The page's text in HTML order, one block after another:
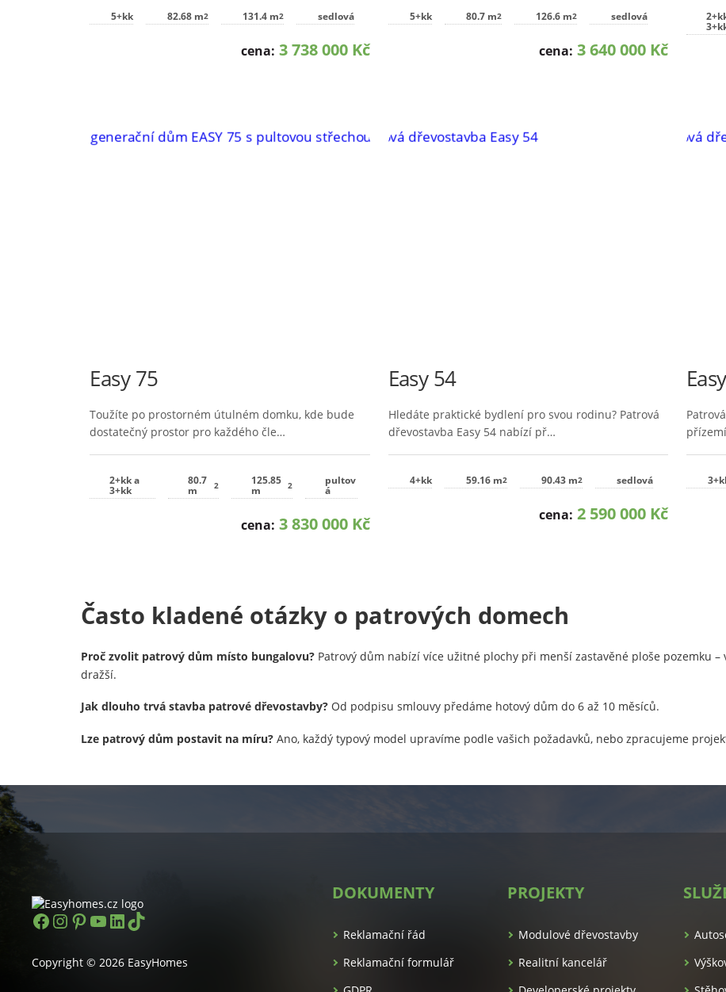
5+kk 82.68 m2 131.4 m2 sedlová
cena: 3 738 000 Kč
5+kk 80.7 m2 126.6 m2 sedlová
cena: 3 640 000 Kč
Easy 75
Toužíte po prostorném útulném domku, kde bude
dostatečný prostor pro každého čle…
2+kk a
3+kk
80.7
m 2 125.85
m 2 pultov
á
cena: 3 830 000 Kč
Easy 54
Hledáte praktické bydlení pro svou rodinu? Patrová
dřevostavba Easy 54 nabízí př…
4+kk 59.16 m2 90.43 m2 sedlová
cena: 2 590 000 Kč
Často kladené otázky o patrových domech
Proč zvolit patrový dům místo bungalovu? Patrový dům nabízí více užitné plochy při menší zastavěné ploše pozemku
dražší.
Jak dlouho trvá stavba patrové dřevostavby? Od podpisu smlouvy předáme hotový dům do 6 až 10 měsíců.
Lze patrový dům postavit na míru? Ano, každý typový model upravíme podle vašich požadavků, nebo zpracujeme
https://www.facebook.com/easyhomes.cz/
Instagram
Pinterest
YouTube
LinkedIn
TikTok
Copyright © 2026 EasyHomes
DOKUMENTY
Reklamační řád
Reklamační formulář
PROJEKTY
Modulové dřevostavby
Realitní kancelář